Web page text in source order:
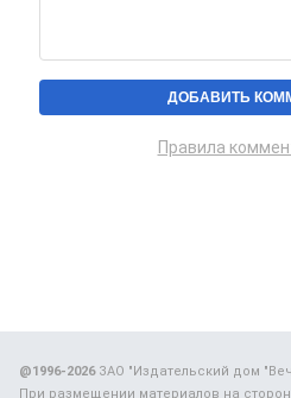
Правила
@1996-2026ЗАО "Издательский дом
При размещении материалов на